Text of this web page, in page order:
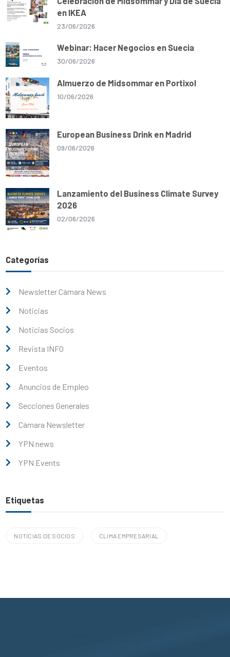
en IKEA
23/06/2026
Webinar: Hacer Negocios en Suecia
30/06/2026
Almuerzo de Midsommar en Portixol
10/06/2026
European Business Drink en Madrid
09/06/2026
Lanzamiento del Business Climate Survey
2026
02/06/2026
Categorías
Newsletter Cámara News
Noticias
Noticias Socios
Revista INFO
Eventos
Anuncios de Empleo
Secciones Generales
Cámara Newsletter
YPN news
YPN Events
Etiquetas
NOTICIAS DE SOCIOS CLIMA EMPRESARIAL